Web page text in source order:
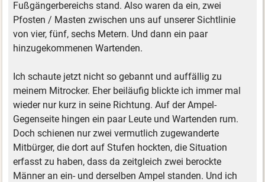
Fußgängerbereichs stand. Also waren da ein, zwei
Pfosten / Masten zwischen uns auf unserer Sichtlinie
von vier, fünf, sechs Metern. Und dann ein paar
hinzugekommenen Wartenden.
Ich schaute jetzt nicht so gebannt und auffällig zu
meinem Mitrocker. Eher beiläufig blickte ich immer mal
wieder nur kurz in seine Richtung. Auf der Ampel-
Gegenseite hingen ein paar Leute und Wartenden rum.
Doch schienen nur zwei vermutlich zugewanderte
Mitbürger, die dort auf Stufen hockten, die Situation
erfasst zu haben, dass da zeitgleich zwei berockte
Männer an ein- und derselben Ampel standen. Und ich